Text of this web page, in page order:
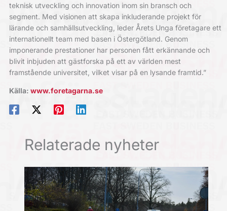
teknisk utveckling och innovation inom sin bransch och
segment. Med visionen att skapa inkluderande projekt för
lärande och samhällsutveckling, leder Årets Unga företagare ett
internationellt team med basen i Östergötland. Genom
imponerande prestationer har personen fått erkännande och
blivit inbjuden att gästforska på ett av världen mest
framstående universitet, vilket visar på en lysande framtid.”
Källa: www.foretagarna.se
Relaterade nyheter